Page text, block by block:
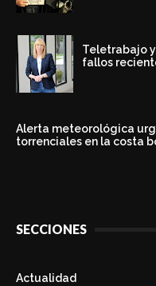
Teletrabajo
fallos
Alerta meteorológica
torrenciales en la costa
SECCIONES
Actualidad